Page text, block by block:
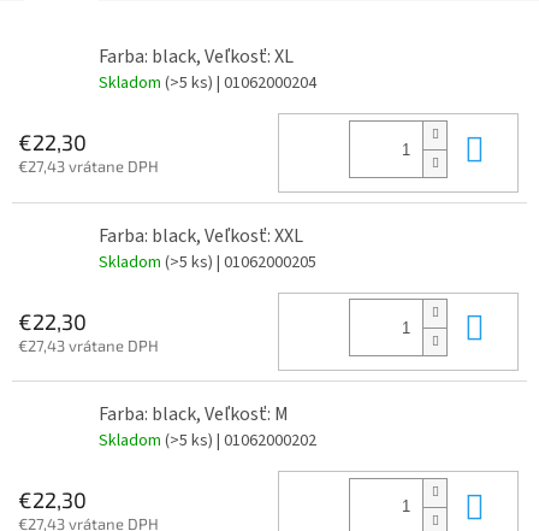
Farba: black, Veľkosť: XL
Skladom (>5 ks) | 01062000204
€22,30
€27,43 vrátane DPH
Farba: black, Veľkosť: XXL
Skladom (>5 ks) | 01062000205
€22,30
€27,43 vrátane DPH
Farba: black, Veľkosť: M
Skladom (>5 ks) | 01062000202
€22,30
€27,43 vrátane DPH